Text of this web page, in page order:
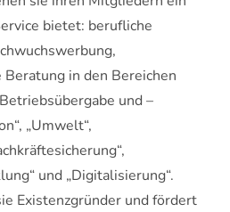
bietet: berufliche
in den Bereichen
und –
„Umwelt“,
und „Digitalisierung“.
Existenzgründer und fördert